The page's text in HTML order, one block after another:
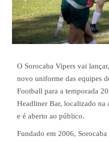
O Sorocaba Vipers vai
novo uniforme das equipes
Football para a temporada
Headliner Bar, localizado na
e é aberto ao público.
Fundado em 2006,